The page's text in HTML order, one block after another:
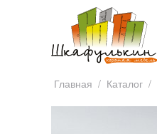
Главная / Каталог /